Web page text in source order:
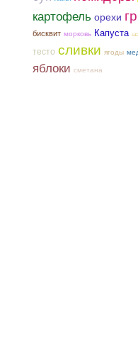
картофель орехи
бисквит морковь Капуста
тесто сливки ягоды
яблоки сметана